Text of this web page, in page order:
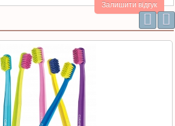
Залишити відгук